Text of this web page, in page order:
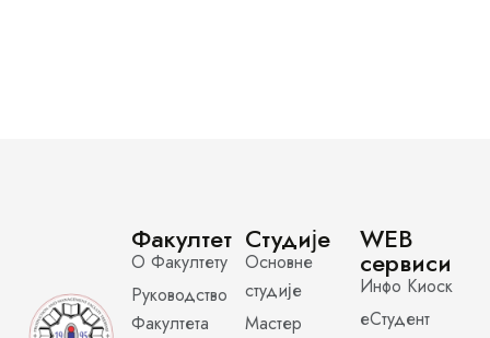
Факултет
О Факултету
Руководство
Факултета
Студије
Основне
студије
Мастер
WEB
сервиси
Инфо Киоск
еСтудент